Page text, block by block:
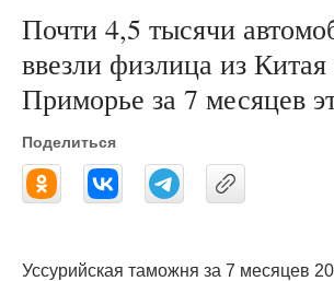
Почти 4,5 тысячи
ввезли физлица из Китая
Приморье за 7 месяцев
Поделиться
Уссурийская таможня за 7 месяцев